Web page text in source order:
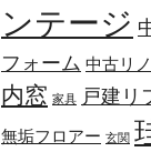
ンテージ
フォーム 中古リ
内窓 家具 戸建リ
無垢フロアー 玄関